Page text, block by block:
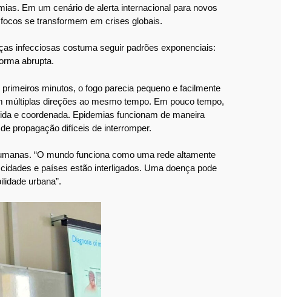
Em um cenário de alerta internacional para novos
se transformem em crises globais.
infecciosas costuma seguir padrões exponenciais:
abrupta.
minutos, o fogo parecia pequeno e facilmente
direções ao mesmo tempo. Em pouco tempo,
e coordenada. Epidemias funcionam de maneira
propagação difíceis de interromper.
“O mundo funciona como uma rede altamente
e países estão interligados. Uma doença pode
urbana”.